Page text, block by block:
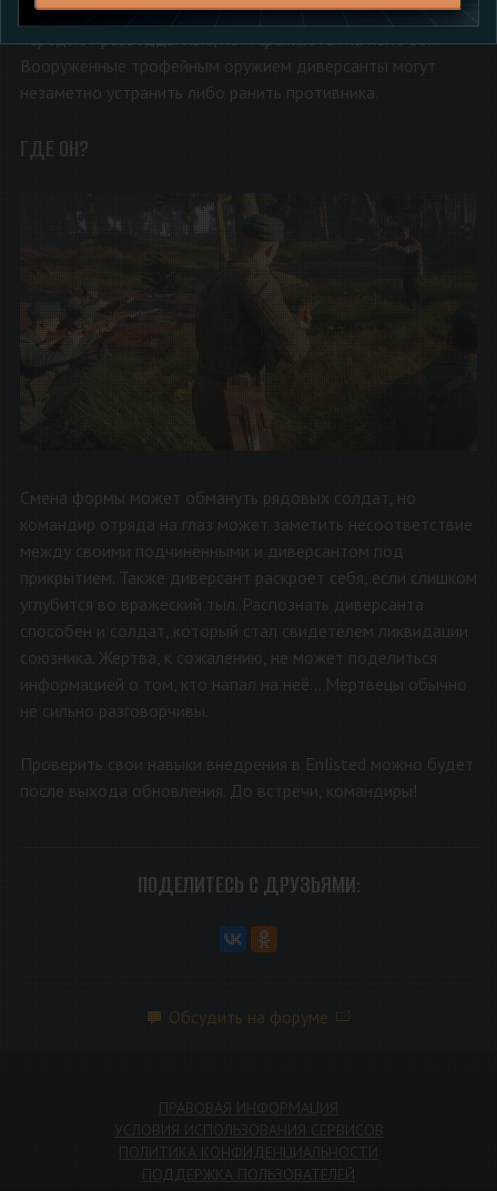
Но не стоит забывать, что диверсанты не только
передают разведданные, но и сражаются на поле боя.
Вооружённые трофейным оружием диверсанты могут
незаметно устранить либо ранить противника.
ГДЕ ОН?
Смена формы может обмануть рядовых солдат, но
командир отряда на глаз может заметить несоответствие
между своими подчинёнными и диверсантом под
прикрытием. Также диверсант раскроет себя, если слишком
углубится во вражеский тыл. Распознать диверсанта
способен и солдат, который стал свидетелем ликвидации
союзника. Жертва, к сожалению, не может поделиться
информацией о том, кто напал на неё... Мертвецы обычно
не сильно разговорчивы.
Проверить свои навыки внедрения в Enlisted можно будет
после выхода обновления. До встречи, командиры!
ПОДЕЛИТЕСЬ С ДРУЗЬЯМИ:
Обсудить на форуме
ПРАВОВАЯ ИНФОРМАЦИЯ
УСЛОВИЯ ИСПОЛЬЗОВАНИЯ СЕРВИСОВ
ПОЛИТИКА КОНФИДЕНЦИАЛЬНОСТИ
ПОДДЕРЖКА ПОЛЬЗОВАТЕЛЕЙ